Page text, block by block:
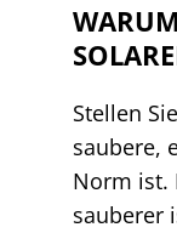
Stellen
saubere,
Norm ist.
sauberer